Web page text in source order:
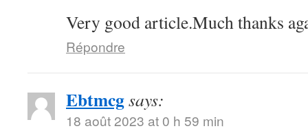
Very good article.Much thanks
Répondre
Ebtmcgsays:
18 août 2023 at 0 h 59 min